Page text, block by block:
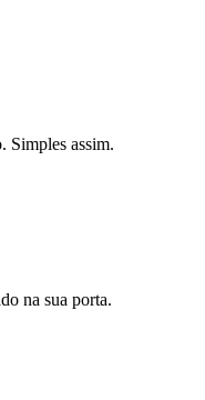
Simples assim.
na sua porta.